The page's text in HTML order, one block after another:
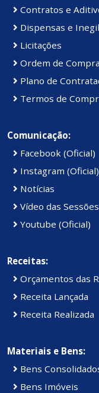
Contratos e
Dispensas e
Licitações
Ordem de
Plano de
Termos de
Comunicação:
Facebook (Oficial)
Instagram (Oficial)
Notícias
Vídeo das Sessões
Youtube (Oficial)
Receitas:
Orçamentos das
Receita Lançada
Receita Realizada
Materiais e Bens:
Bens
Bens Imóveis